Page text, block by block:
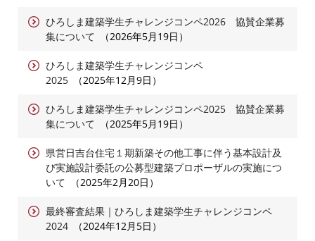
ひろしま建築学生チャレンジコンペ2026 協賛企業募
集について
2026年5月19日
ひろしま建築学生チャレンジコンペ
2025
2025年12月9日
ひろしま建築学生チャレンジコンペ2025 協賛企業募
集について
2025年5月19日
県営日吉台住宅１期新築その他工事に伴う基本設計及
び実施設計委託の公募型建築プロポーザルの実施につ
いて
2025年2月20日
最終審査結果｜ひろしま建築学生チャレンジコンペ
2024
2024年12月5日